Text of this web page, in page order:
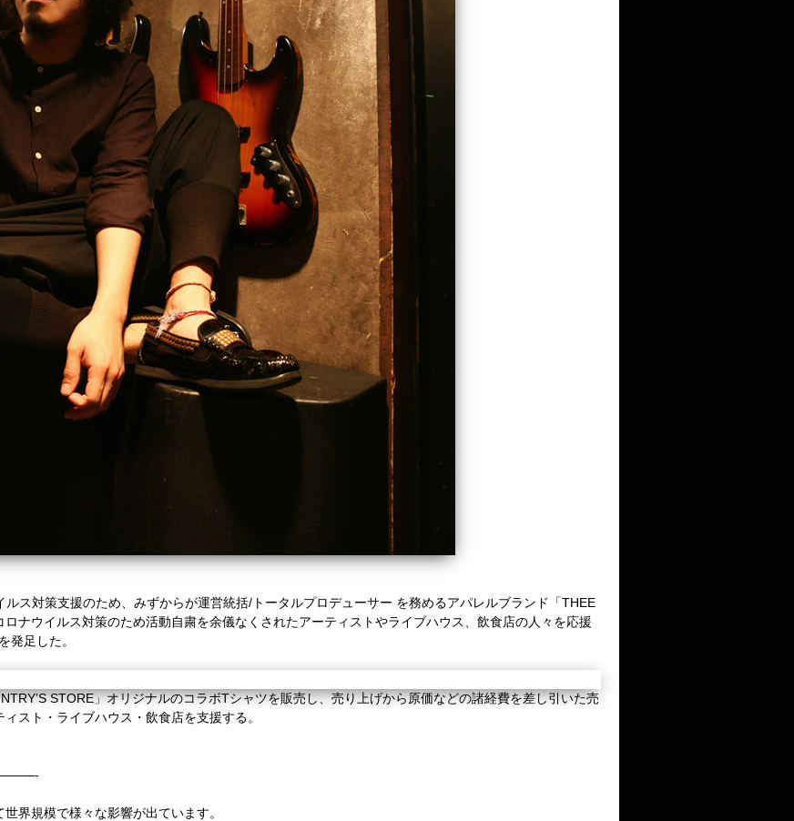
ス対策支援のため、みずからが運営統括/トータルプロデューサー を務めるアパレルブランド「THEE
ロナウイルス対策のため活動自粛を余儀なくされたアーティストやライブハウス、飲食店の人々を応援
発足した。
STORE」オリジナルのコラボTシャツを販売し、売り上げから原価などの諸経費を差し引いた売
スト・ライブハウス・飲食店を支援する。
界規模で様々な影響が出ています。